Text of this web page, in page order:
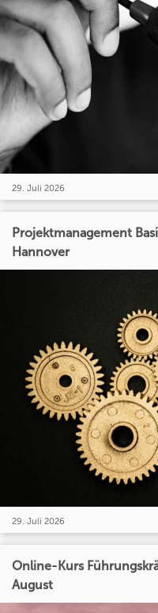
29. Juli 2026
Projektmanagement
Hannover
29. Juli 2026
Online-Kurs
August